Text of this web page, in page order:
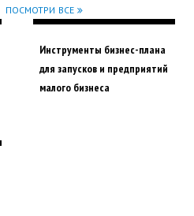
ПОСМОТРИ ВСЕ
Инструменты бизнес-плана
для запусков и предприятий
малого бизнеса